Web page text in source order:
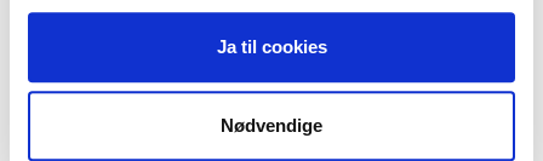
Ja til cookies
Nødvendige
Jeg praktiserer følgende
terapiformer
NLP psykoterapi